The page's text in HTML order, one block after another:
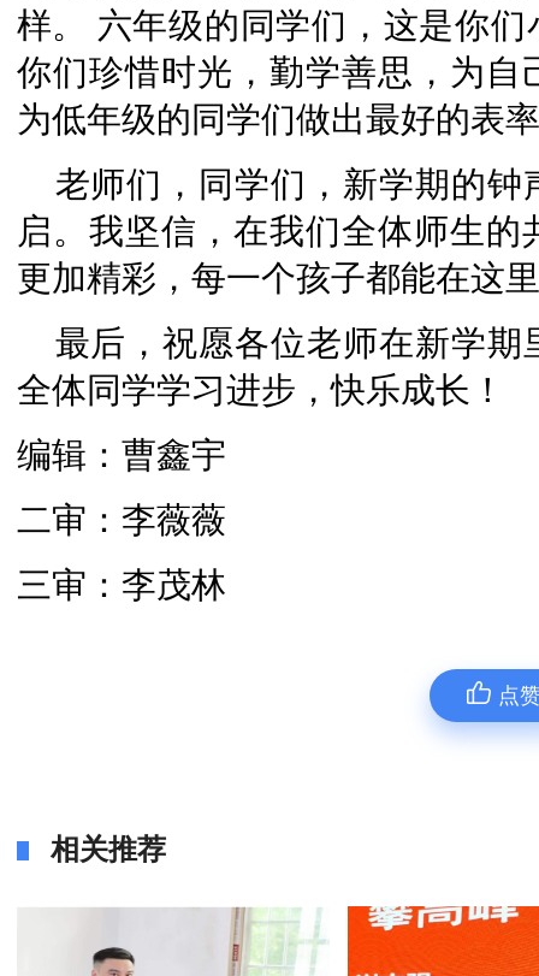
样。 六年级的同学们，这是你
你们珍惜时光，勤学善思，为
为低年级的同学们做出最好的表
老师们，同学们，新学期的
启。我坚信，在我们全体师生
更加精彩，每一个孩子都能在这
最后，祝愿各位老师在新学
全体同学学习进步，快乐成长！
编辑：曹鑫宇
二审：李薇薇
三审：李茂林
点
相关推荐